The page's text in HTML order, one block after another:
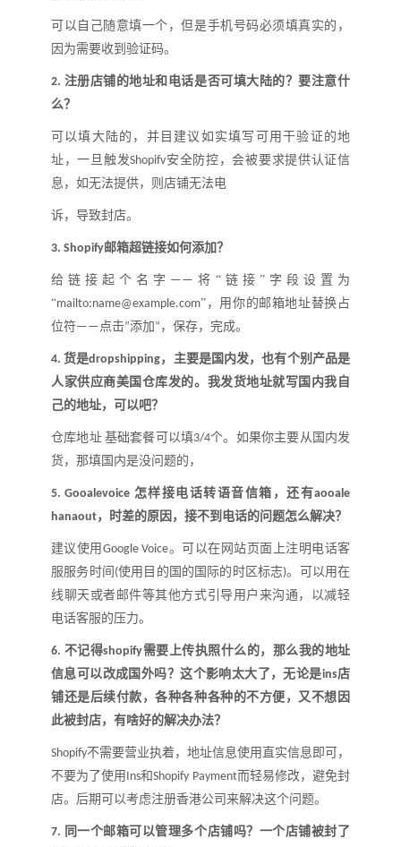
可以自己随意填一个，但是手机号码必须填真实的，
因为需要收到验证码。
2. 注册店铺的地址和电话是否可填大陆的？要注意什
么？
可以填大陆的，并目建议如实填写可用干验证的地
址，一旦触发Shopifv安全防控，会被要求提供认证信
息，如无法提供，则店铺无法电
诉，导致封店。
3. Shopify邮箱超链接如何添加？
给链接起个名字 —— 将 “链接 ”字段设置为
“mailto:name@example.com” ，用你的邮箱地址替换占
位符——点击”添加 “ ，保存，完成。
4. 货是dropshipping，主要是国内发，也有个别产品是
人家供应商美国仓库发的。我发货地址就写国内我自
己的地址，可以吧？
仓库地址 基础套餐可以填3/4个。如果你主要从国内发
货，那填国内是没问题的，
5.Gooalevoice 怎样接电话转语音信箱，还有aooale
hanaout，时差的原因，接不到电话的问题怎么解决？
建议使用 Google Voice。可以在网站页面上注明电话客
服服务时间 (使用目的国的国际的时区标志)。可以用在
线聊天或者邮件等其他方式引导用户来沟通，以减轻
电话客服的压力。
6. 不记得shopify需要上传执照什么的，那么我的地址
信息可以改成国外吗？这个影响太大了，无论是ins店
铺还是后续付款，各种各种各种的不方便，又不想因
此被封店，有啥好的解决办法？
Shopify不需要营业执着，地址信息使用直实信息即可，
不要为了使用 Ins和Shopify Payment而轻易修改，避免封
店。后期可以考虑注册香港公司来解决这个问题。
7. 同一个邮箱可以管理多个店铺吗？ 一个店铺被封了